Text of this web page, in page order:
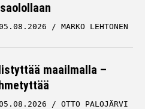
MARKO LEHTONEN
maailmalla –
OTTO PALOJÄRVI